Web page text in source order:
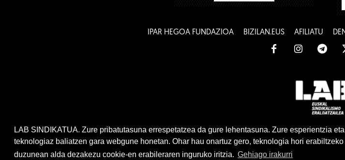
IPAR HEGOA FUNDAZIOA BIZILAN.EUS AFILIATU
www.lab.eus
Euskara
LAB SINDIKATUA. Zure pribatutasuna errespetatzea da gure lehentasuna. Zure esperientzia
teknologiaz baliatzen gara webgune honetan. Ohar hau onartuz gero, teknologia hori
duzunean alda dezakezu cookie-en erabileraren inguruko iritzia. Gehiago irakurri